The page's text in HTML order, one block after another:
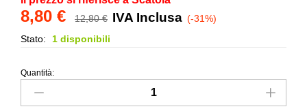
8,80 € 12,80€ IVA Inclusa (-31%)
Stato:
1 disponibili
Listello
Piatto
Quantità: